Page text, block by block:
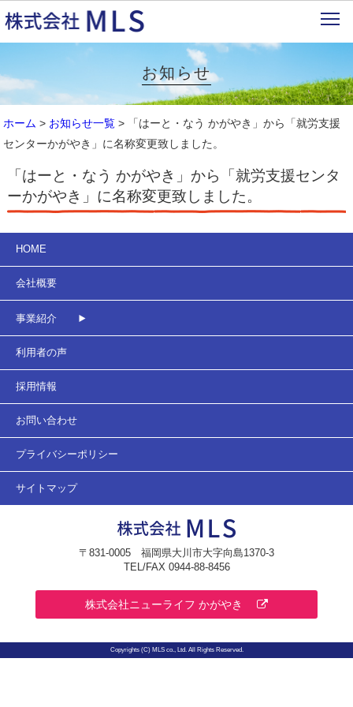
お知らせ
ホーム > お知らせ一覧 > 「はーと・なう かがやき」から「就労支援
センターかがやき」に名称変更致しました。
「はーと・なう かがやき」から「就労支援センタ
ーかがやき」に名称変更致しました。
HOME
会社概要
事業紹介
利用者の声
採用情報
お問い合わせ
プライバシーポリシー
サイトマップ
〒831-0005 福岡県大川市大字向島1370-3
TEL/FAX 0944-88-8456
株式会社ニューライフ かがやき
Copyrights (C) MLS co., Ltd. All Rights Reserved.